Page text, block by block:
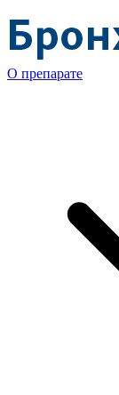
О препарате